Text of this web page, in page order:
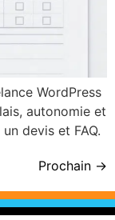
WordPress
autonomie et
devis et FAQ.
Prochain →